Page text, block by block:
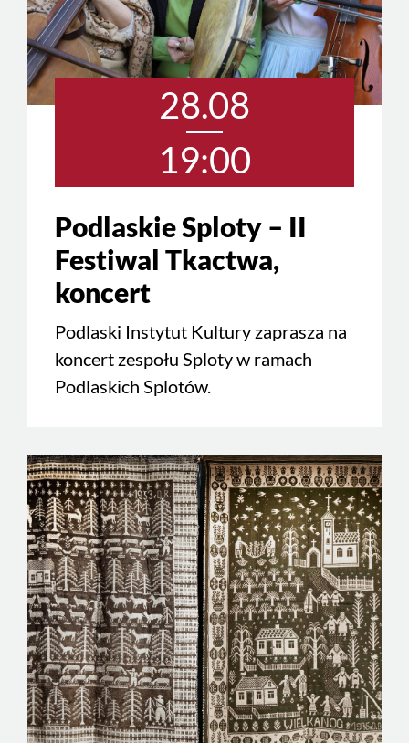
28.08
19:00
Podlaskie Sploty – II
Festiwal Tkactwa,
koncert
Podlaski Instytut Kultury zaprasza na
koncert zespołu Sploty w ramach
Podlaskich Splotów.